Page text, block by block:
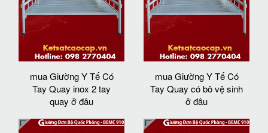
mua Giường Y Tế Có
Tay Quay inox 2 tay
quay ở đâu
mua Giường Y Tế Có
Tay Quay có bô vệ sinh
ở đâu